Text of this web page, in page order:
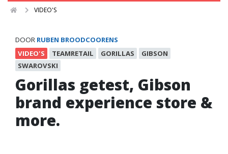
VIDEO'S
DOOR RUBEN BROODCOORENS
VIDEO'S
TEAMRETAIL GORILLAS
GIBSON
SWAROVSKI
Gorillas getest, Gibson
brand experience store &
more.